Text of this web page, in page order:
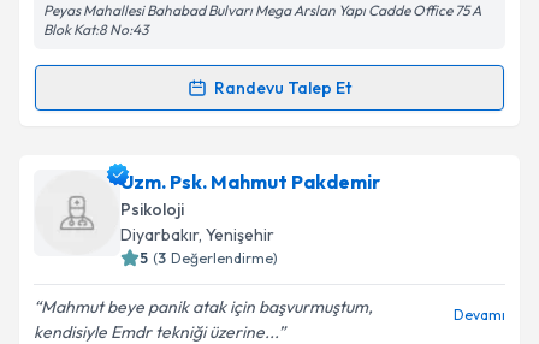
Kişisel verilerimin işlenmesine ilişkinAydınlatma
Metni
kapsamda işlenmesini kabul ediyorum.
Peyas Mahallesi Bahabad Bulvarı Mega Arslan Yapı Cadde Office 75 A
Blok Kat:8 No:43
Randevu Talep Et
Randevu Takvimi Talebi
Klinik Psikolog Cemre Hazal Çevikiçin randevu
takvimi talebi oluşturun. Size bu uzmandan randevu
almanız için bir takvim hazırlandığında e-posta ile
bilgilendireceğiz.
E-posta Adresiniz
Uzm. Psk. Mahmut Pakdemir
Psikoloji
Diyarbakır, Yenişehir
5 (3 Değerlendirme)
Mahmut beye panik atak için başvurmuştum,
kendisiyle Emdr tekniği üzerine...
Devamı